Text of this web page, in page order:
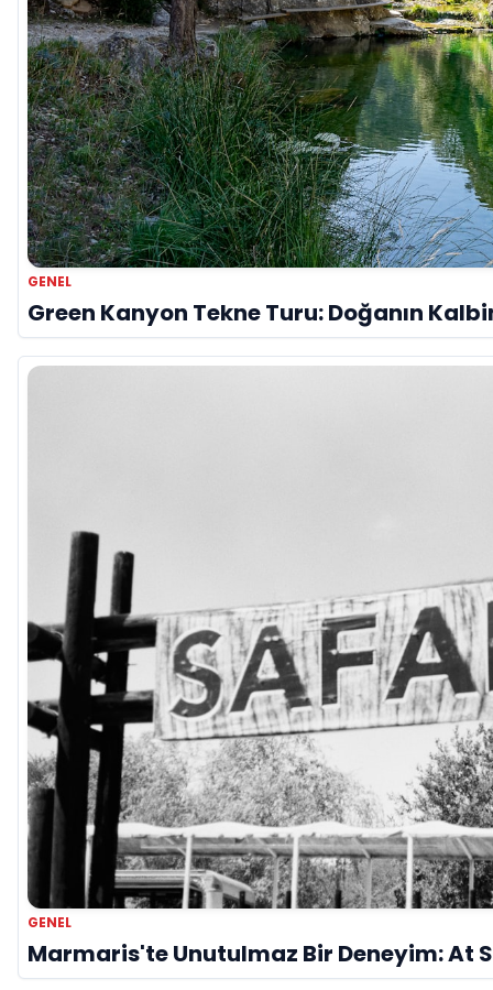
GENEL
Green Kanyon Tekne Turu: Doğanın
GENEL
Marmaris'te Unutulmaz Bir Deneyim: At